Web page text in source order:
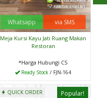
Whatsapp via SMS
Meja Kursi Kayu Jati Ruang Makan
Restoran
*Harga Hubungi CS
Ready Stock / FJN-164
Popular!
QUICK ORDER